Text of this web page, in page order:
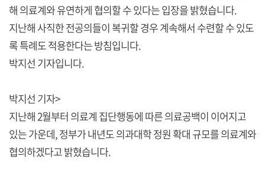
해 의료계와 유연하게 협의할 수 있다는 입장을 밝혔습니다.
지난해 사직한 전공의들이 복귀할 경우 계속해서 수련할 수 있도
록 특례도 적용한다는 방침입니다.
박지선 기자입니다.
박지선 기자>
지난해 2월부터 의료계 집단행동에 따른 의료공백이 이어지고
있는 가운데, 정부가 내년도 의과대학 정원 확대 규모를 의료계와
협의하겠다고 밝혔습니다.